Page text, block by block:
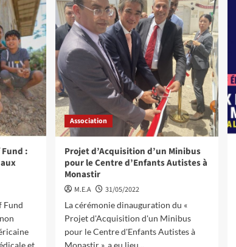
:
Fund
et
Association
Projet d’Acquisition d’un Minibus
pour le Centre d’Enfants Autistes à
Monastir
M.E.A
31/05/2022
La cérémonie dinauguration du «
Projet d'Acquisition d'un Minibus
pour le Centre d'Enfants Autistes à
Monastir », a eu lieu...